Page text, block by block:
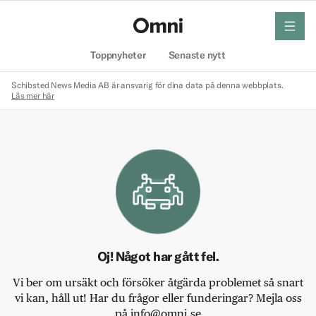
Toppnyheter Senaste nytt
meny
Schibsted News Media AB är ansvarig för dina data på denna webbplats.
Läs mer här
Oj! Något har gått fel.
Vi ber om ursäkt och försöker åtgärda problemet så snart
vi kan, håll ut! Har du frågor eller funderingar? Mejla oss